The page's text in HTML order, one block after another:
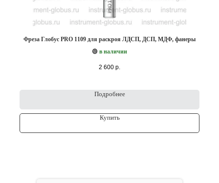
Фреза Глобус PRO 1109 для раскроя ЛДСП, ДСП, МДФ, фанеры
🟢 в наличии
2 600 р.
Подробнее
Купить